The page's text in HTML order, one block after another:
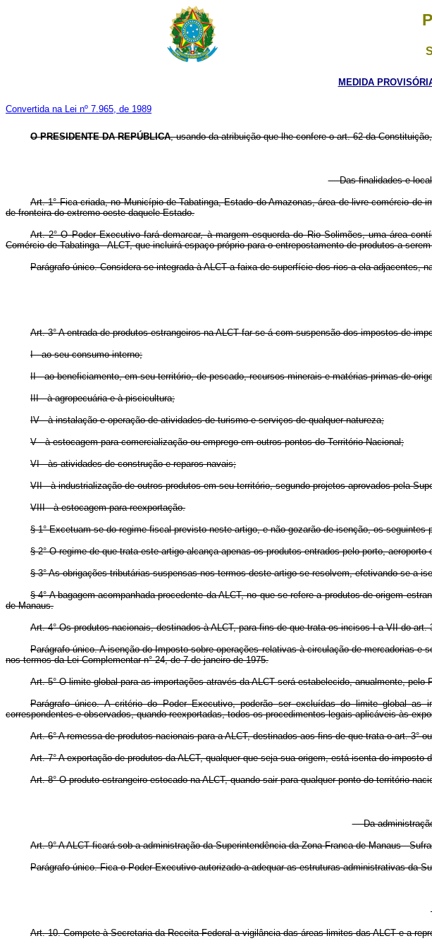
MEDIDA
Convertida na Lei nº 7.965, de 1989
O PRESIDENTE DA REPÚBLICA, usando da atribuição que lhe confere o art. 62 da
Das finalidades e
Art. 1° Fica criada, no Município de Tabatinga, Estado do Amazonas, área de livre comércio
de fronteira do extremo oeste daquele Estado.
Art. 2° O Poder Executivo fará demarcar, à margem esquerda do Rio Solimões, uma área
Comércio de Tabatinga - ALCT, que incluirá espaço próprio para o entrepostamento de produtos a
Parágrafo único. Considera-se integrada à ALCT a faixa de superfície dos rios a ela
Art. 3° A entrada de produtos estrangeiros na ALCT far-se-á com suspensão dos impostos de
I - ao seu consumo interno;
II - ao beneficiamento, em seu território, de pescado, recursos minerais e matérias-primas de
III - à agropecuária e à piscicultura;
IV - à instalação e operação de atividades de turismo e serviços de qualquer natureza;
V - à estocagem para comercialização ou emprego em outros pontos do Território Nacional;
VI - às atividades de construção e reparos navais;
VII - à industrialização de outros produtos em seu território, segundo projetos aprovados pela
VIII - à estocagem para reexportação.
§ 1° Excetuam-se do regime fiscal previsto neste artigo, e não gozarão de isenção, os
§ 2° O regime de que trata este artigo alcança apenas os produtos entrados pelo porto,
§ 3° As obrigações tributárias suspensas nos termos deste artigo se resolvem, efetivando-se a
§ 4° A bagagem acompanhada procedente da ALCT, no que se refere a produtos de origem
de Manaus.
Art. 4° Os produtos nacionais, destinados à ALCT, para fins de que trata os incisos I a VII do
Parágrafo único. A isenção do Imposto sobre operações relativas à circulação de mercadorias
nos termos da Lei Complementar n° 24, de 7 de janeiro de 1975.
Art. 5° O limite global para as importações através da ALCT será estabelecido, anualmente,
Parágrafo único. A critério do Poder Executivo, poderão ser excluídas do limite global as
correspondentes e observados, quando reexportadas, todos os procedimentos legais aplicáveis às
Art. 6° A remessa de produtos nacionais para a ALCT, destinados aos fins de que trata o art.
Art. 7° A exportação de produtos da ALCT, qualquer que seja sua origem, está isenta do imposto
Art. 8° O produto estrangeiro estocado na ALCT, quando sair para qualquer ponto do território
Da administração
Art. 9° A ALCT ficará sob a administração da Superintendência da Zona Franca de Manaus -
Parágrafo único. Fica o Poder Executivo autorizado a adequar as estruturas administrativas da
Art. 10. Compete à Secretaria da Receita Federal a vigilância das áreas limites das ALCT e a